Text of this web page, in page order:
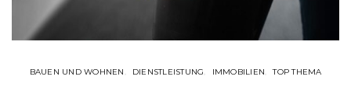
BAUEN UND WOHNEN DIENSTLEISTUNG IMMOBILIEN TOP THEMA